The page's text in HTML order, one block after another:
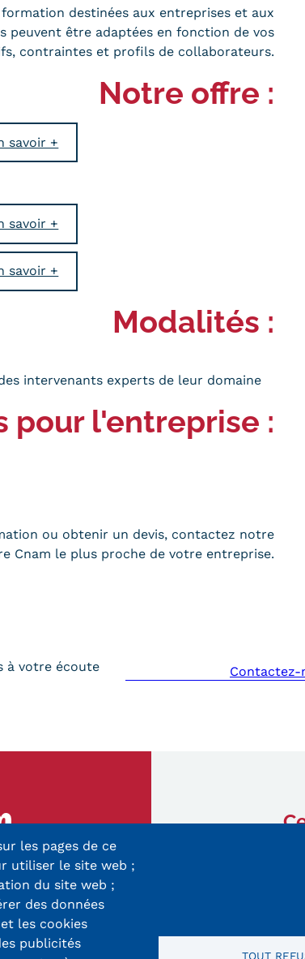
destinées aux entreprises et aux
être adaptées en fonction de vos
contraintes et profils de collaborateurs.
Notre offre :
savoir +
savoir +
savoir +
Modalités :
intervenants experts de leur domaine
pour l'entreprise :
ou obtenir un devis, contactez notre
Cnam le plus proche de votre entreprise.
à votre écoute Contactez-
les pages de ce
utiliser le site web ;
du site web ;
des données
les cookies
publicités
TOUT